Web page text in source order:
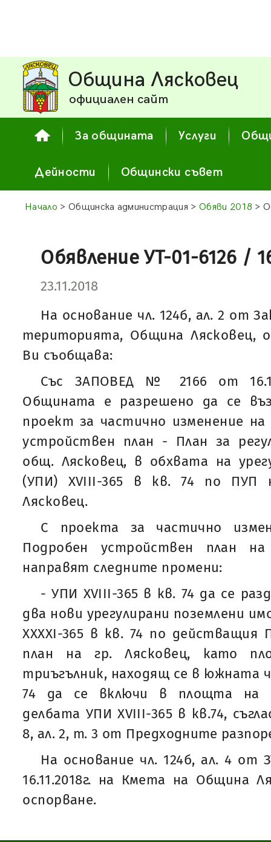
Община Лясковец
официален сайт
За общината Услуги
Дейности Общински съвет
Начало > Общинска администрация > Обяви 2018 >
Обявление УТ-01-6126 /
23.11.2018
На основание чл. 124б, ал. 2 от
територията, Община Лясковец,
Ви съобщава:
Със ЗАПОВЕД № 2166 от
Общината е разрешено да се
проект за частично изменение
устройствен план - План за
общ. Лясковец, в обхвата на
(УПИ) XVIIІ-365 в кв. 74 по ПУП
Лясковец.
С проекта за частично
Подробен устройствен план
направят следните промени:
- УПИ XVIII-365 в кв. 74 да се
два нови урегулирани поземлени
XXXXI-365 в кв. 74 по действащия
план на гр. Лясковец, като
триъгълник, находящ се в южната
74 да се включи в площта на
делбата УПИ XVIII-365 в кв.74,
8, ал. 2, т. 3 от Предходните
На основание чл. 124б, ал. 4
16.11.2018г. на Кмета на Община
оспорване.